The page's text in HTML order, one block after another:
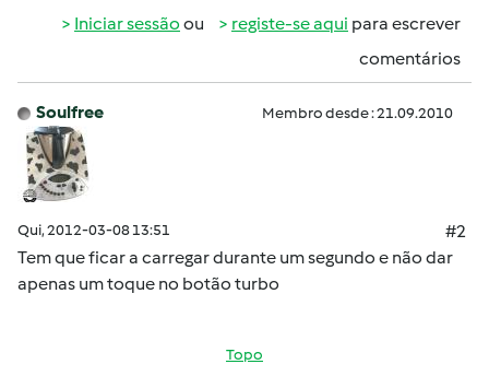
Iniciar sessão ou registe-se aqui para escrever
comentários
Soulfree Membro desde : 21.09.2010
Qui, 2012-03-08 13:51
#2
Tem que ficar a carregar durante um segundo e não dar
apenas um toque no botão turbo
Topo